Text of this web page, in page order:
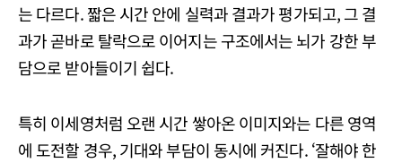
는 다르다. 짧은 시간 안에 실력과 결과가 평가되고, 그 결
과가 곧바로 탈락으로 이어지는 구조에서는 뇌가 강한 부
담으로 받아들이기 쉽다.
특히 이세영처럼 오랜 시간 쌓아온 이미지와는 다른 영역
에 도전할 경우, 기대와 부담이 동시에 커진다. ‘잘해야 한